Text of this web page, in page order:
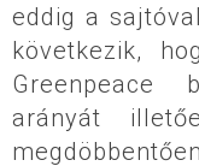
eddig a
következik,
Greenpeace
arányát